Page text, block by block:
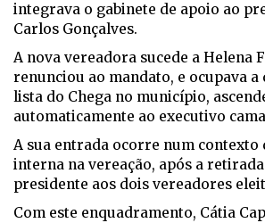
integrava o gabinete de apoio ao
Carlos Gonçalves.
A nova vereadora sucede a Helena
renunciou ao mandato, e ocupava
lista do Chega no município,
automaticamente ao executivo
A sua entrada ocorre num contexto
interna na vereação, após a
presidente aos dois vereadores
Com este enquadramento, Cátia